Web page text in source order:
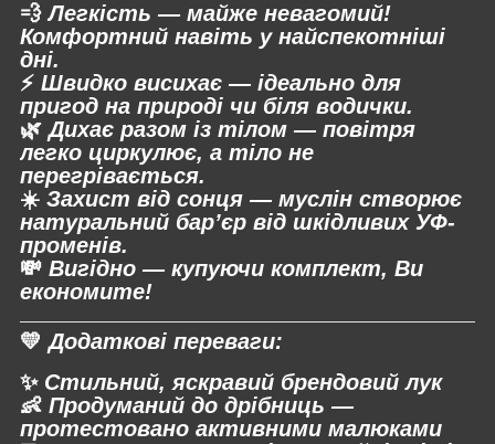
💨 Легкість — майже невагомий!
Комфортний навіть у найспекотніші
дні.
⚡ Швидко висихає — ідеально для
пригод на природі чи біля водички.
🌿 Дихає разом із тілом — повітря
легко циркулює, а тіло не
перегрівається.
☀️ Захист від сонця — муслін створює
натуральний бар’єр від шкідливих УФ-
променів.
💸 Вигідно — купуючи комплект, Ви
економите!
💛 Додаткові переваги:
✨Стильний, яскравий брендовий лук
👶 Продуманий до дрібниць —
протестовано активними малюками